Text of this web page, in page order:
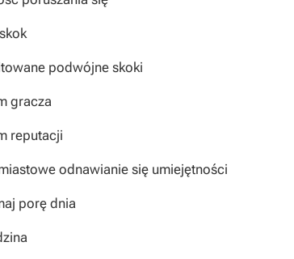
podwójne skoki
gracza
reputacji
odnawianie się umiejętności
porę dnia